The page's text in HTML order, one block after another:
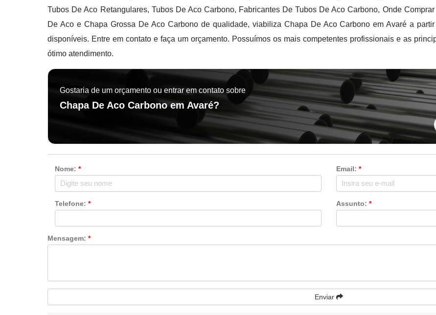
Tubos De Aco Retangulares, Tubos De Aco Carbono, Fabricantes De Tubos De Aco Carbono, Onde Comprar
De Aco e Chapa Grossa De Aco Carbono de qualidade, viabiliza Chapa De Aco Carbono em Avaré a
disponíveis. Entre em contato e faça um orçamento. Possuímos os mais competentes profissionais e as
ótimo atendimento.
Gostaria de um orçamento ou entrar em contato sobre
Chapa De Aco Carbono em Avaré?
Nome:* Email: *
Telefone:* Assunto: *
Mensagem:*
Enviar